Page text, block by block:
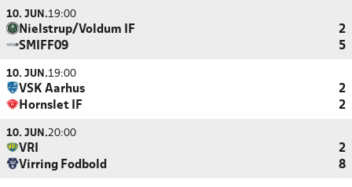
10. JUN.19:00
Nielstrup/Voldum IF
2
SMIFF09
5
10. JUN.19:00
VSK Aarhus
2
Hornslet IF
2
10. JUN.20:00
VRI
2
Virring Fodbold
8